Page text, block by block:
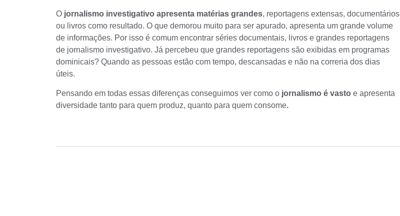
O jornalismo investigativo apresenta matérias grandes, reportagens extensas, documentários
ou livros como resultado. O que demorou muito para ser apurado, apresenta um grande volume
de informações. Por isso é comum encontrar séries documentais, livros e grandes reportagens
de jornalismo investigativo. Já percebeu que grandes reportagens são exibidas em programas
dominicais? Quando as pessoas estão com tempo, descansadas e não na correria dos dias
úteis.
Pensando em todas essas diferenças conseguimos ver como o jornalismo é vasto e apresenta
diversidade tanto para quem produz, quanto para quem consome.